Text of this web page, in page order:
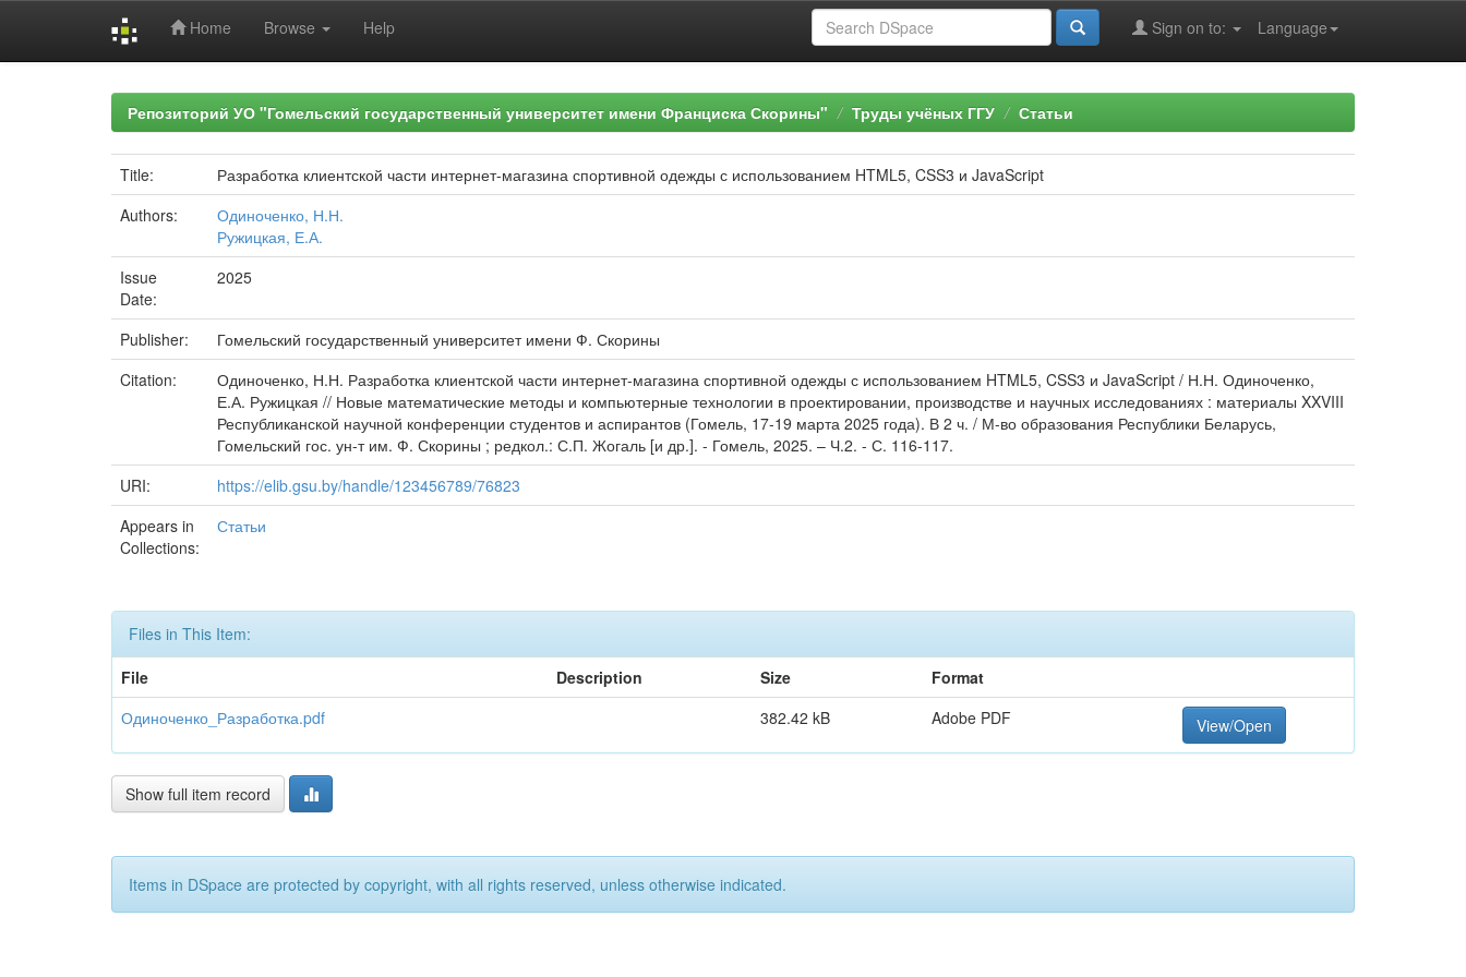
Home Browse Help Language
Sign on to:
Репозиторий УО "Гомельский государственный университет имени Франциска Скорины" Труды учёных ГГУ Статьи
Title:
Разработка клиентской части интернет-магазина спортивной одежды с использованием HTML5, CSS3 и JavaScript
Authors:
Одиноченко, Н.Н.
Ружицкая, Е.А.
Issue
Date:
2025
Publisher:
Гомельский государственный университет имени Ф. Скорины
Citation:
Одиноченко, Н.Н. Разработка клиентской части интернет-магазина спортивной одежды с использованием HTML5, CSS3 и JavaScript / Н.Н. Одиноченко,
Е.А. Ружицкая // Новые математические методы и компьютерные технологии в проектировании, производстве и научных исследованиях : материалы XXVIII
Республиканской научной конференции студентов и аспирантов (Гомель, 17-19 марта 2025 года). В 2 ч. / М-во образования Республики Беларусь,
Гомельский гос. ун-т им. Ф. Скорины ; редкол.: С.П. Жогаль [и др.]. - Гомель, 2025. – Ч.2. - С. 116-117.
URI:
https://elib.gsu.by/handle/123456789/76823
Appears in
Collections:
Статьи
Files in This Item:
File
Description Size
Format
Одиноченко_Разработка.pdf
382.42 kB Adobe PDF View/Open
Show full item record
Items in DSpace are protected by copyright, with all rights reserved, unless otherwise indicated.